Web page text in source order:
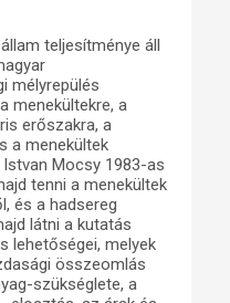
megszilárdulása
(feltöltés alatt)
teljesítménye áll
mélyrepülés
menekültekre, a
erőszakra, a
a menekültek
Mocsy 1983-as
tenni a menekültek
és a hadsereg
látni a kutatás
lehetőségei, melyek
összeomlás
szükséglete, a